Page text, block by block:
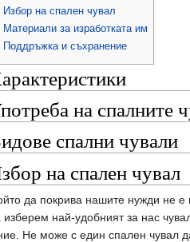
Избор на спален чувал
Материали за изработката им
Поддръжка и съхранение
на спалните
спални чували
на спален чувал
да покрива нашите нужди не
най-удобният за нас
Не може с един спален